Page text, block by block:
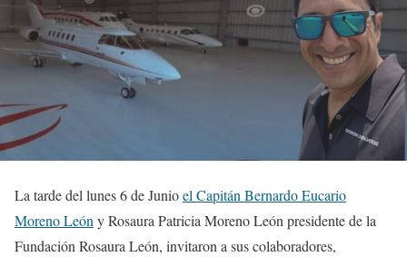
La tarde del lunes 6 de Junioel Capitán Bernardo Eucario
Moreno León y Rosaura Patricia Moreno León presidente de la
Fundación Rosaura León, invitaron a sus colaboradores,